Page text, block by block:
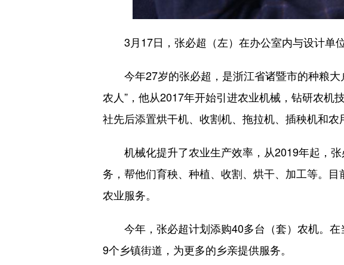
3月17日，张必超（左）在办公室内与设计单位
今年27岁的张必超，是浙江省诸暨市的种粮大
农人”，他从2017年开始引进农业机械，钻研农
社先后添置烘干机、收割机、拖拉机、插秧机和农
机械化提升了农业生产效率，从2019年起，张
务，帮他们育秧、种植、收割、烘干、加工等。
农业服务。
今年，张必超计划添购40多台（套）农机。在
9个乡镇街道，为更多的乡亲提供服务。